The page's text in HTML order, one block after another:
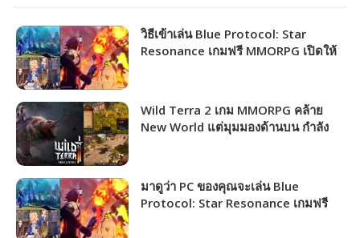
วิธีเข้าเล่น Blue Protocol: Star
Resonance เกมฟรี MMORPG เปิดให้
Wild Terra 2 เกม MMORPG คล้าย
New World แต่มุมมองด้านบน กำลัง
มาดูว่า PC ของคุณจะเล่น Blue
Protocol: Star Resonance เกมฟรี